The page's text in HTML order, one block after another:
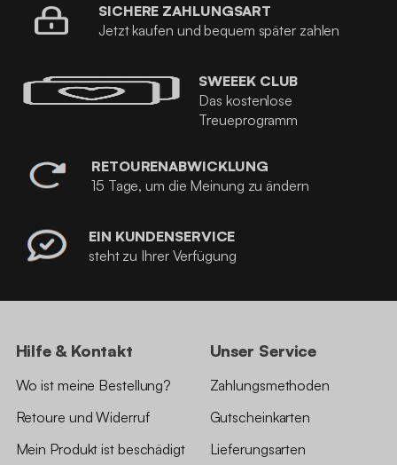
SICHERE ZAHLUNGSART
Jetzt kaufen und bequem später zahlen
SWEEEK CLUB
Das kostenlose
Treueprogramm
RETOURENABWICKLUNG
15 Tage, um die Meinung zu ändern
EIN KUNDENSERVICE
steht zu Ihrer Verfügung
Hilfe & Kontakt
Wo ist meine Bestellung?
Retoure und Widerruf
Mein Produkt ist beschädigt
Unser Service
Zahlungsmethoden
Gutscheinkarten
Lieferungsarten